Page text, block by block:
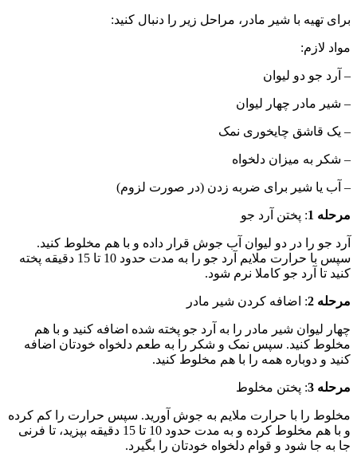
برای تهیه با شیر مادر، مراحل زیر را دنبال کنید:
مواد لازم:
– آرد جو دو لیوان
– شیر مادر چهار لیوان
– یک قاشق چایخوری نمک
– شکر به میزان دلخواه
– آب یا شیر برای ضربه زدن (در صورت لزوم)
مرحله 1 : پختن آرد جو
آرد جو را در دو لیوان آب جوش قرار داده و با هم مخلوط کنید.
سپس با حرارت ملایم آرد جو را به مدت حدود 10 تا 15 دقیقه پخته
کنید تا آرد جو کاملا نرم شود.
مرحله 2 : اضافه کردن شیر مادر
چهار لیوان شیر مادر را به آرد جو پخته شده اضافه کنید و با هم
مخلوط کنید. سپس نمک و شکر را به طعم دلخواه خودتان اضافه
کنید و دوباره همه را با هم مخلوط کنید.
مرحله 3 : پختن مخلوط
مخلوط را با حرارت ملایم به جوش آورید. سپس حرارت را کم کرده
و با هم مخلوط کرده و به مدت حدود 10 تا 15 دقیقه بپزید، تا فرنی
جا به جا شود و قوام دلخواه خودتان را بگیرد.